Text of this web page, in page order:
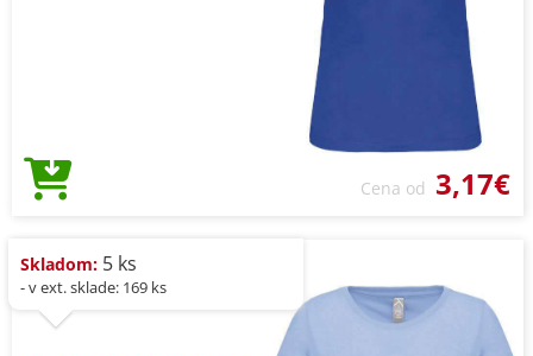
Cena od 3,17€
Skladom: 5 ks
- v ext. sklade: 169 ks